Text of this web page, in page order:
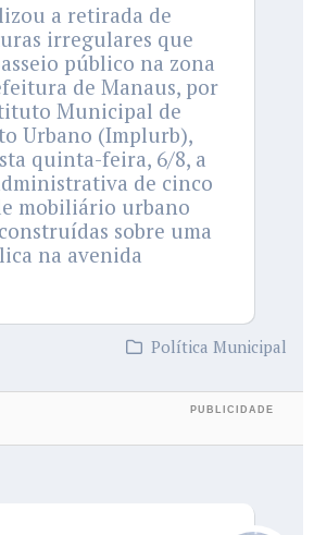
a retirada de
irregulares que
público na zona
de Manaus, por
Municipal de
Urbano (Implurb),
quinta-feira, 6/8, a
de cinco
mobiliário urbano
sobre uma
na avenida
Política Municipal